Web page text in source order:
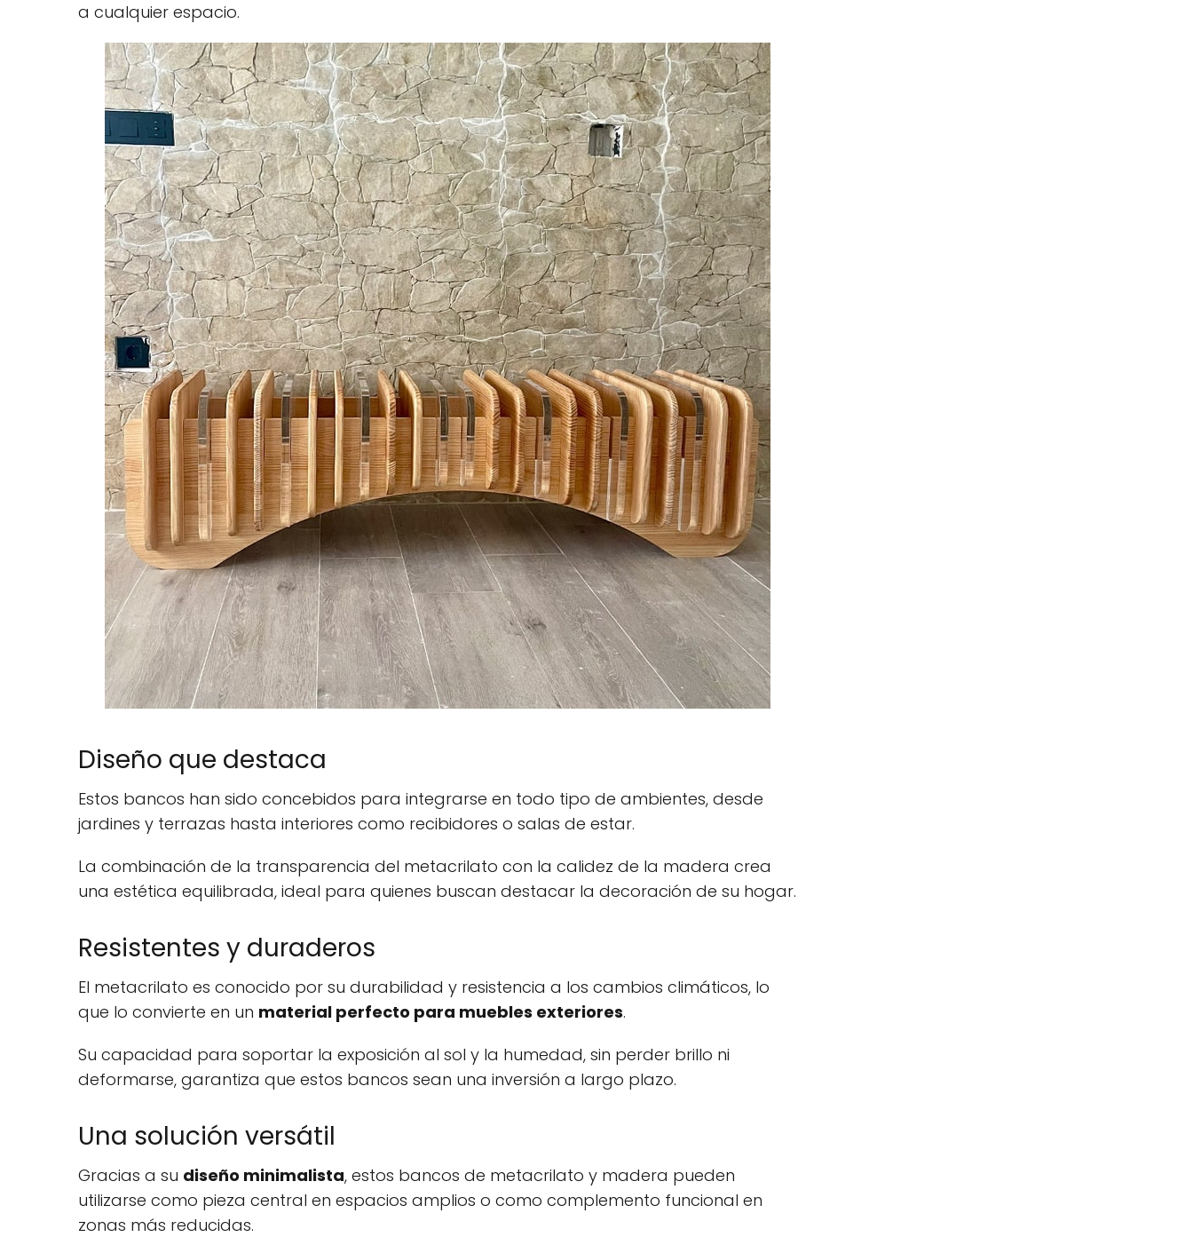
a cualquier espacio.
Diseño que destaca
Estos bancos han sido concebidos para integrarse en todo tipo de ambientes, desde
jardines y terrazas hasta interiores como recibidores o salas de estar.
La combinación de la transparencia del metacrilato con la calidez de la madera crea
una estética equilibrada, ideal para quienes buscan destacar la decoración de su hogar.
Resistentes y duraderos
El metacrilato es conocido por su durabilidad y resistencia a los cambios climáticos, lo
que lo convierte en un material perfecto para muebles exteriores.
Su capacidad para soportar la exposición al sol y la humedad, sin perder brillo ni
deformarse, garantiza que estos bancos sean una inversión a largo plazo.
Una solución versátil
Gracias a su diseño minimalista, estos bancos de metacrilato y madera pueden
utilizarse como pieza central en espacios amplios o como complemento funcional en
zonas más reducidas.